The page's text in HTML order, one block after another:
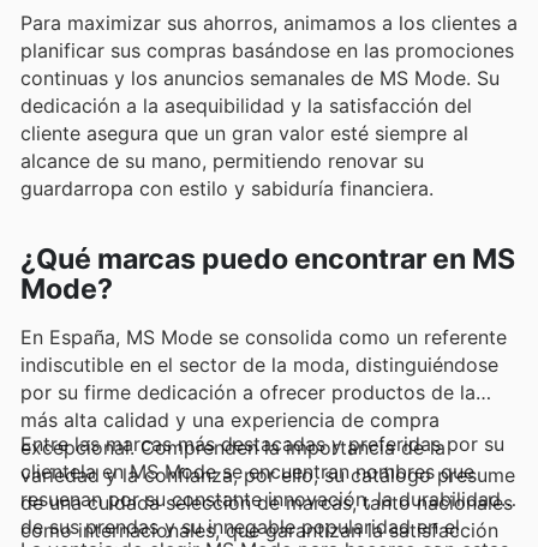
Para maximizar sus ahorros, animamos a los clientes a
planificar sus compras basándose en las promociones
continuas y los anuncios semanales de MS Mode. Su
dedicación a la asequibilidad y la satisfacción del
cliente asegura que un gran valor esté siempre al
alcance de su mano, permitiendo renovar su
guardarropa con estilo y sabiduría financiera.
¿Qué marcas puedo encontrar en MS
Mode?
En España, MS Mode se consolida como un referente
indiscutible en el sector de la moda, distinguiéndose
por su firme dedicación a ofrecer productos de la
más alta calidad y una experiencia de compra
excepcional. Comprenden la importancia de la
variedad y la confianza, por ello, su catálogo presume
de una cuidada selección de marcas, tanto nacionales
como internacionales, que garantizan la satisfacción
Entre las marcas más destacadas y preferidas por su
clientela en MS Mode se encuentran nombres que
resuenan por su constante innovación, la durabilidad
de sus prendas y su innegable popularidad en el